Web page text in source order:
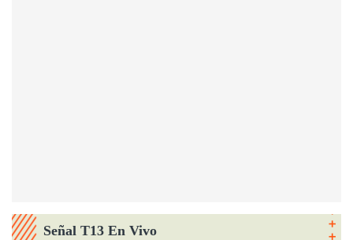
Señal T13 En Vivo